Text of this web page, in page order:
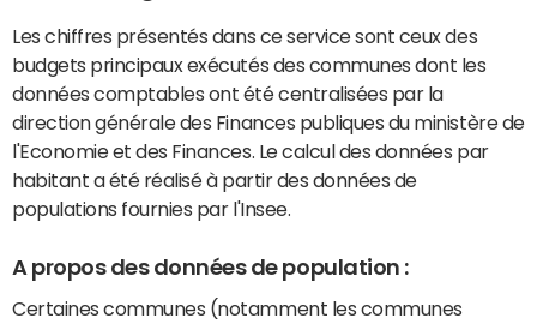
Les chiffres présentés dans ce service sont ceux des
budgets principaux exécutés des communes dont les
données comptables ont été centralisées par la
direction générale des Finances publiques du ministère de
l'Economie et des Finances. Le calcul des données par
habitant a été réalisé à partir des données de
populations fournies par l'Insee.
A propos des données de population :
Certaines communes (notamment les communes